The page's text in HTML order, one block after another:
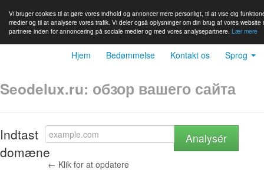
Vi bruger cookies til at gøre vores indhold og annoncer mere personligt, til at vise dig
medier og til at analysere vores trafik. Vi deler også oplysninger om din brug af vores website
partnere inden for annoncering på sociale medier og med vores analysepartnere. Lær mere
Hjem Bedømmelse Kontakt os Sprog
Seodelux.ru: обзор вашего сайта
Indtast
domæne
Analysér
← Klik for at opdatere